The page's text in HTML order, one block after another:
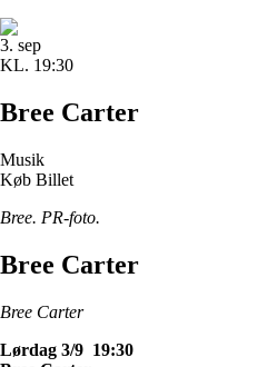
3. sep
KL. 19:30
Bree Carter
Musik
Køb Billet
Bree. PR-foto.
Bree Carter
Bree Carter
Lørdag 3/9 19:30